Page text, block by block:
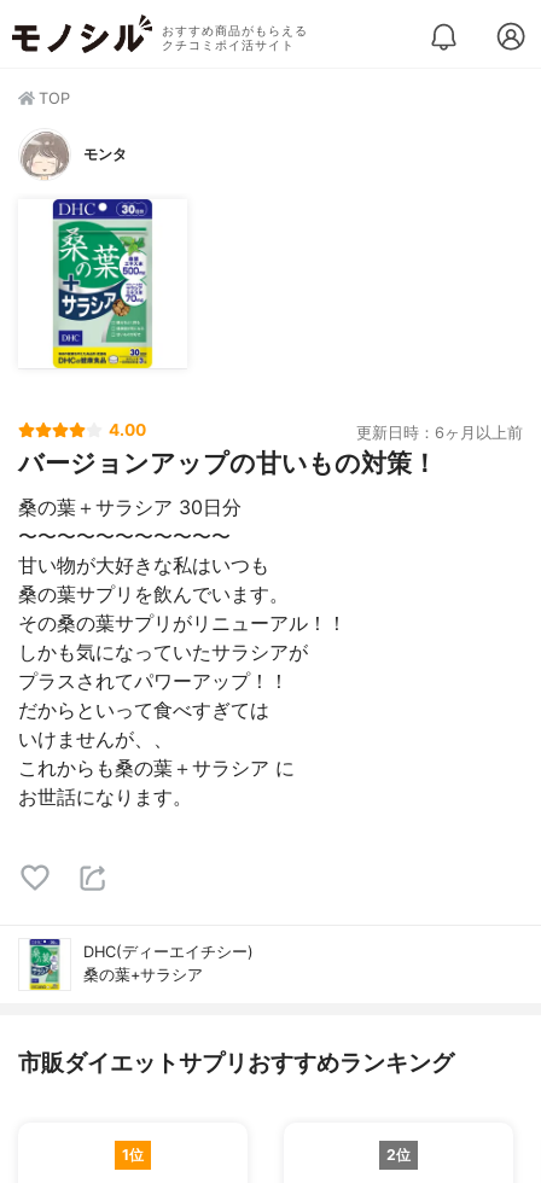
おすすめ商品がもらえる
クチコミポイ活サイト
TOP
モンタ
4.00 更新日時：6ヶ月以上前
バージョンアップの甘いもの対策！
桑の葉＋サラシア 30日分
〜〜〜〜〜〜〜〜〜〜〜
甘い物が大好きな私はいつも
桑の葉サプリを飲んでいます。
その桑の葉サプリがリニューアル！！
しかも気になっていたサラシアが
プラスされてパワーアップ！！
だからといって食べすぎては
いけませんが、、
これからも桑の葉＋サラシア に
お世話になります。
DHC(ディーエイチシー)
桑の葉+サラシア
市販ダイエットサプリおすすめランキング
1位 2位